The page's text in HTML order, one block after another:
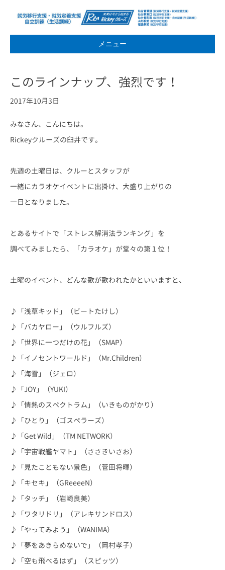
メニュー
このラインナップ、強烈です！
2017年10月3日
みなさん、こんにちは。
Rickeyクルーズの臼井です。
先週の土曜日は、クルーとスタッフが
一緒にカラオケイベントに出掛け、大盛り上がりの
一日となりました。
とあるサイトで「ストレス解消法ランキング」を
調べてみましたら、「カラオケ」が堂々の第１位！
土曜のイベント、どんな歌が歌われたかといいますと、
♪「浅草キッド」（ビートたけし）
♪「バカヤロー」（ウルフルズ）
♪「世界に一つだけの花」（SMAP）
♪「イノセントワールド」（Mr.Children）
♪「海雪」（ジェロ）
♪「JOY」（YUKI）
♪「情熱のスペクトラム」（いきものがかり）
♪「ひとり」（ゴスペラーズ）
♪「Get Wild」（TM NETWORK）
♪「宇宙戦艦ヤマト」（ささきいさお）
♪「見たこともない景色」（菅田将暉）
♪「キセキ」（GReeeeN）
♪「タッチ」（岩崎良美）
♪「ワタリドリ」（アレキサンドロス）
♪「やってみよう」（WANIMA）
♪「夢をあきらめないで」（岡村孝子）
♪「空も飛べるはず」（スピッツ）